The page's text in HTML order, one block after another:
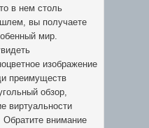
в нем столь
вы получаете
мир.
изображение
преимуществ
обзор,
виртуальности
внимание